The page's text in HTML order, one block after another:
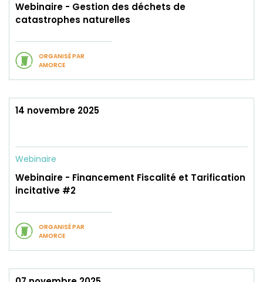
Webinaire - Gestion des déchets de
catastrophes naturelles
ORGANISÉ PAR
AMORCE
14 novembre 2025
Webinaire
Webinaire - Financement Fiscalité et Tarification
incitative #2
ORGANISÉ PAR
AMORCE